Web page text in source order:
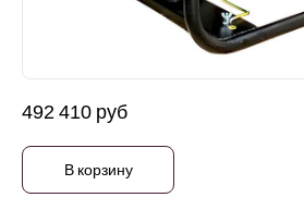
492 410 руб
В корзину